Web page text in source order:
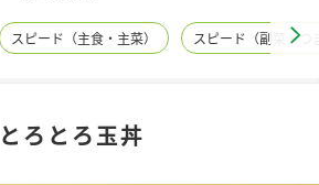
スピード（主食・主菜） スピード（副菜・つ
とろとろ玉丼